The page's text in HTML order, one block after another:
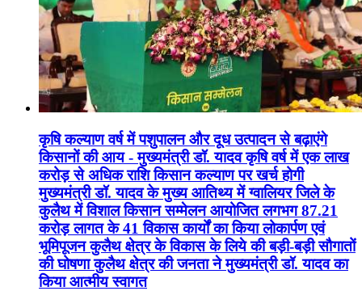
कृषि कल्याण वर्ष में पशुपालन और दूध उत्पादन से बढ़ाएंगे
किसानों की आय - मुख्यमंत्री डॉ. यादव कृषि वर्ष में एक लाख
करोड़ से अधिक राशि किसान कल्याण पर खर्च होगी
मुख्यमंत्री डॉ. यादव के मुख्य आतिथ्य में ग्वालियर जिले के
कुलैथ में विशाल किसान सम्मेलन आयोजित लगभग 87.21
करोड़ लागत के 41 विकास कार्यों का किया लोकार्पण एवं
भूमिपूजन कुलैथ क्षेत्र के विकास के लिये की बड़ी-बड़ी सौगातों
की घोषणा कुलैथ क्षेत्र की जनता ने मुख्यमंत्री डॉ. यादव का
किया आत्मीय स्वागत